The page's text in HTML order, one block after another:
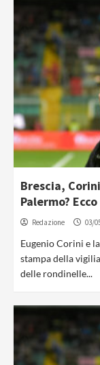
Brescia,
Palermo?
Redazione 03/
Eugenio Corini e
stampa della
delle rondinelle...